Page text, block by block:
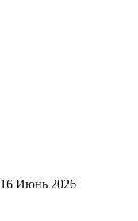
16 Июнь 2026